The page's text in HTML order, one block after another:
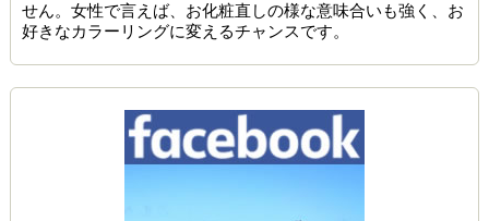
せん。女性で言えば、お化粧直しの様な意味合いも強く、お
好きなカラーリングに変えるチャンスです。